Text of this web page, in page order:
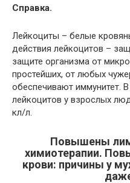
Справка.
Лейкоциты – белые
действия лейкоцитов –
защите организма от
простейших, от любых
обеспечивают иммунитет.
лейкоцитов у взрослых
кл/л.
Повышены
химиотерапии.
крови: причины у